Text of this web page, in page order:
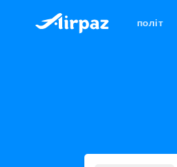
політ